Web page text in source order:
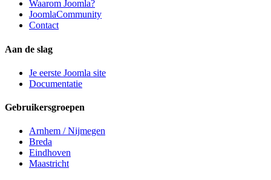
Waarom Joomla?
JoomlaCommunity
Contact
Aan de slag
Je eerste Joomla site
Documentatie
Gebruikersgroepen
Arnhem / Nijmegen
Breda
Eindhoven
Maastricht